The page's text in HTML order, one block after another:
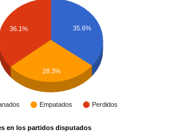
Empatados Perdidos
35.6%
36.1%
28.3%
en los partidos disputados